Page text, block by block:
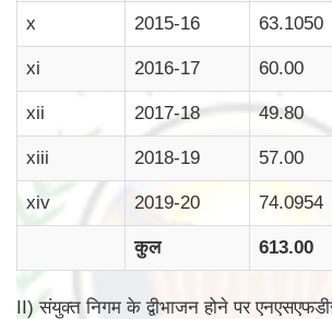
x 2015-16 63.1050
xi 2016-17 60.00
xii 2017-18 49.80
xiii 2018-19 57.00
xiv 2019-20 74.0954
कुल 613.00
II) संयुक्त निगम के द्वीभाजन होने पर